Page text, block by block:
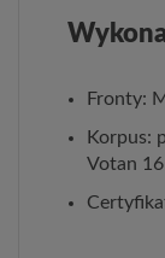
Fronty:
Korpus:
Votan